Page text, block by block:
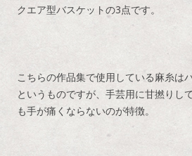
クエア型バスケットの3点です。
こちらの作品集で使用している麻糸は
というものですが、手芸用に甘撚りし
も手が痛くならないのが特徴。